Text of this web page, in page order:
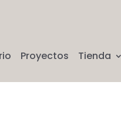
Proyectos Tienda